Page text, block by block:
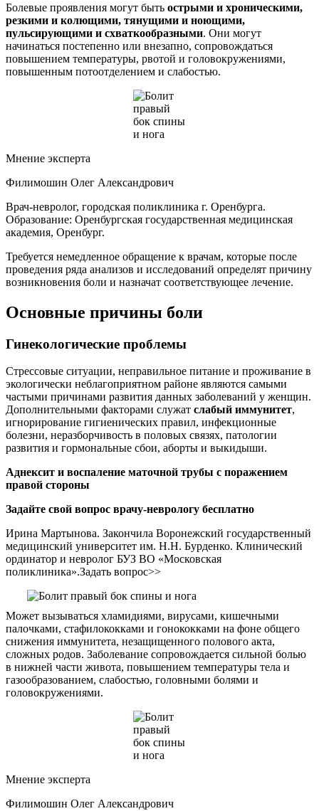
Болевые проявления могут быть острыми и хроническими,
резкими и колющими, тянущими и ноющими,
пульсирующими и схваткообразными. Они могут
начинаться постепенно или внезапно, сопровождаться
повышением температуры, рвотой и головокружениями,
повышенным потоотделением и слабостью.
Мнение эксперта
Филимошин Олег Александрович
Врач-невролог, городская поликлиника г. Оренбурга.
Образование: Оренбургская государственная медицинская
академия, Оренбург.
Требуется немедленное обращение к врачам, которые после
проведения ряда анализов и исследований определят причину
возникновения боли и назначат соответствующее лечение.
Основные причины боли
Гинекологические проблемы
Стрессовые ситуации, неправильное питание и проживание в
экологически неблагоприятном районе являются самыми
частыми причинами развития данных заболеваний у женщин.
Дополнительными факторами служат слабый иммунитет,
игнорирование гигиенических правил, инфекционные
болезни, неразборчивость в половых связях, патологии
развития и гормональные сбои, аборты и выкидыши.
Аднексит и воспаление маточной трубы с поражением
правой стороны
Задайте свой вопрос врачу-неврологу бесплатно
Ирина Мартынова. Закончила Воронежский государственный
медицинский университет им. Н.Н. Бурденко. Клинический
ординатор и невролог БУЗ ВО «Московская
поликлиника».Задать вопрос>>
Может вызываться хламидиями, вирусами, кишечными
палочками, стафилококками и гонококками на фоне общего
снижения иммунитета, незащищенного полового акта,
сложных родов. Заболевание сопровождается сильной болью
в нижней части живота, повышением температуры тела и
газообразованием, слабостью, головными болями и
головокружениями.
Мнение эксперта
Филимошин Олег Александрович